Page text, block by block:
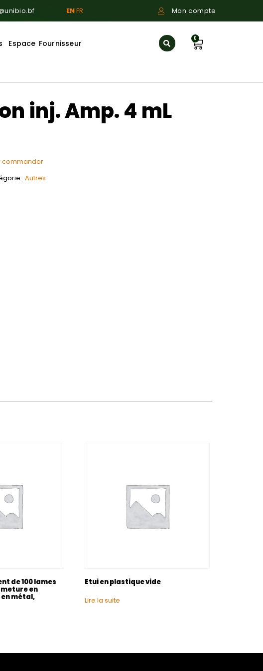
ENFR Mon compte
Espace Fournisseur
0
inj. Amp. 4 mL
commander
: Autres
de 100 lames
en
métal,
Etui en plastique vide
Lire la suite